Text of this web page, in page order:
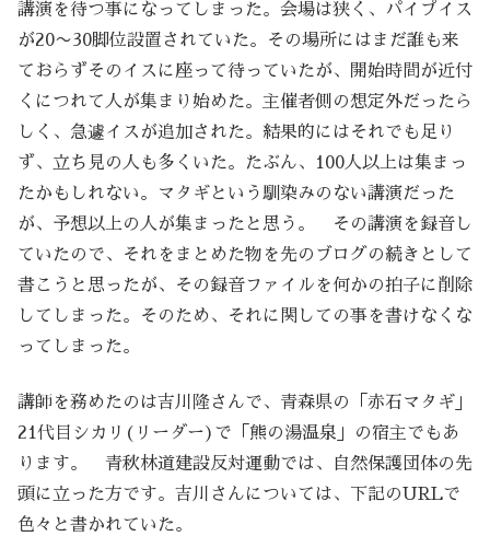
講演を待つ事になってしまった。会場は狭く、パイプイス
が20〜30脚位設置されていた。その場所にはまだ誰も来
ておらずそのイスに座って待っていたが、開始時間が近付
くにつれて人が集まり始めた。主催者側の想定外だったら
しく、急遽イスが追加された。結果的にはそれでも足り
ず、立ち見の人も多くいた。たぶん、100人以上は集まっ
たかもしれない。マタギという馴染みのない講演だった
が、予想以上の人が集まったと思う。 その講演を録音し
ていたので、それをまとめた物を先のブログの続きとして
書こうと思ったが、その録音ファイルを何かの拍子に削除
してしまった。そのため、それに関しての事を書けなくな
ってしまった。
講師を務めたのは吉川隆さんで、青森県の「赤石マタギ」
21代目シカリ(リーダー)で「熊の湯温泉」の宿主でもあ
ります。 青秋林道建設反対運動では、自然保護団体の先
頭に立った方です。吉川さんについては、下記のURLで
色々と書かれていた。